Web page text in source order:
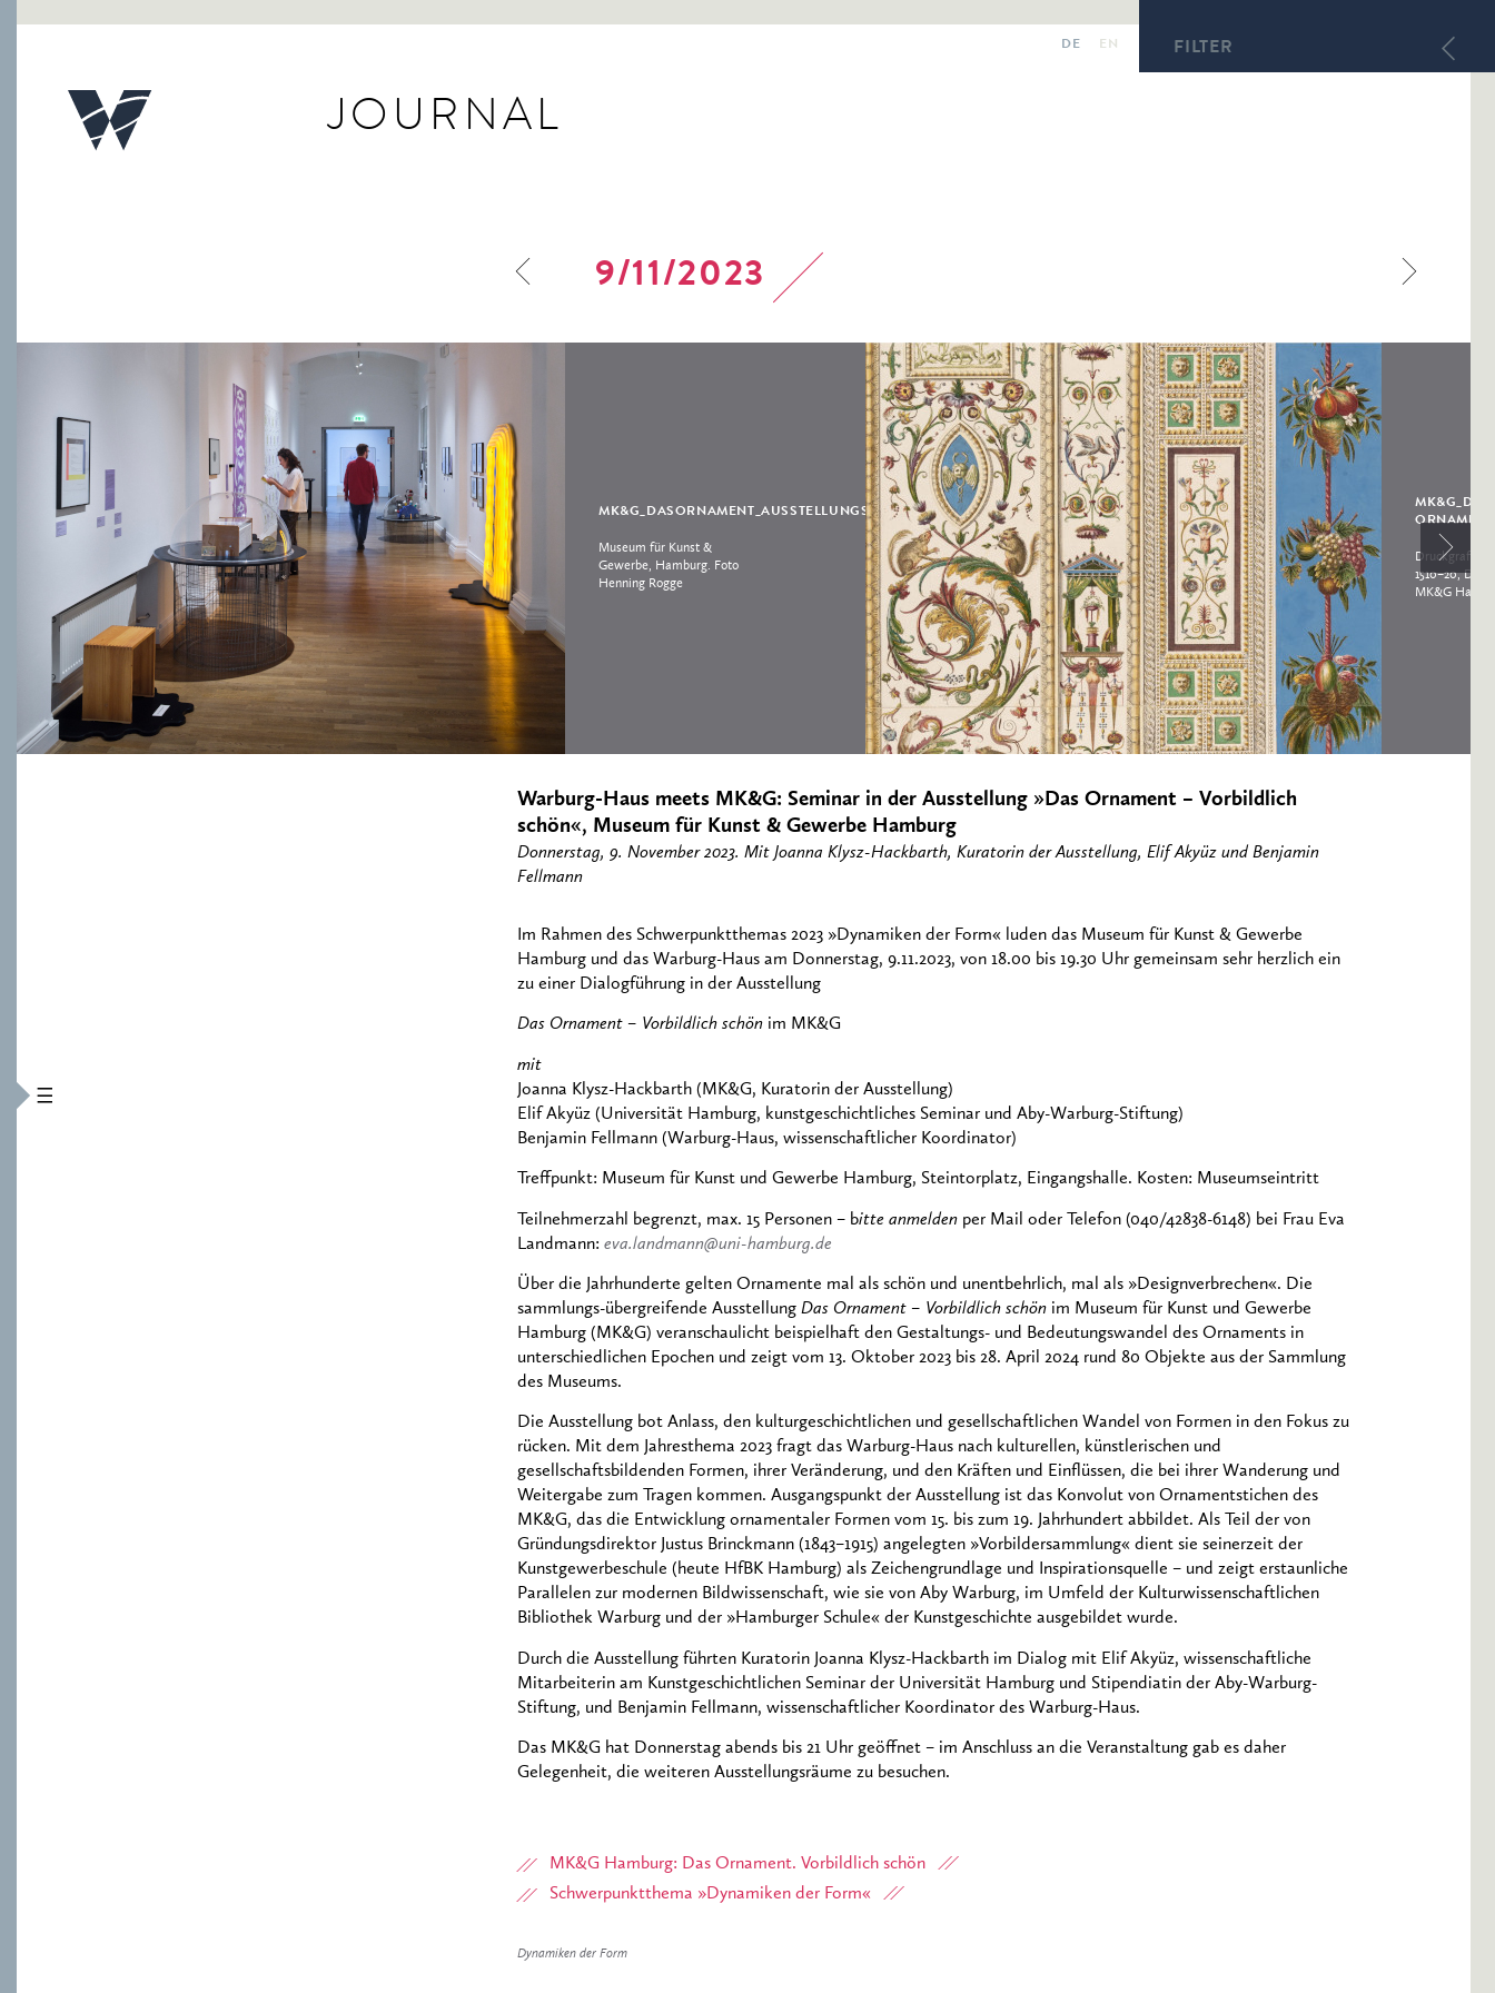
DE EN FILTER
JOURNAL
9/11/2023
MK&G_DASORNAMENT_AUSSTELLUNGSANSICHT_FOTOHENNINGROGGE_0674
Museum für Kunst &
Gewerbe, Hamburg. Foto
Henning Rogge
MK&G_DAS
Druckgrafik,
1510–20,
MK&G
Warburg-Haus meets MK&G: Seminar in der Ausstellung »Das Ornament – Vorbildlich
schön«, Museum für Kunst & Gewerbe Hamburg
Donnerstag, 9. November 2023. Mit Joanna Klysz-Hackbarth, Kuratorin der Ausstellung, Elif Akyüz und Benjamin
Fellmann
Im Rahmen des Schwerpunktthemas 2023 »Dynamiken der Form« luden das Museum für Kunst & Gewerbe
Hamburg und das Warburg-Haus am Donnerstag, 9.11.2023, von 18.00 bis 19.30 Uhr gemeinsam sehr herzlich ein
zu einer Dialogführung in der Ausstellung
Das Ornament – Vorbildlich schön im MK&G
mit
Joanna Klysz-Hackbarth (MK&G, Kuratorin der Ausstellung)
Elif Akyüz (Universität Hamburg, kunstgeschichtliches Seminar und Aby-Warburg-Stiftung)
Benjamin Fellmann (Warburg-Haus, wissenschaftlicher Koordinator)
Treffpunkt: Museum für Kunst und Gewerbe Hamburg, Steintorplatz, Eingangshalle. Kosten: Museumseintritt
Teilnehmerzahl begrenzt, max. 15 Personen – bitte anmelden per Mail oder Telefon (040/42838-6148) bei Frau Eva
Landmann: eva.landmann@uni-hamburg.de
Über die Jahrhunderte gelten Ornamente mal als schön und unentbehrlich, mal als »Designverbrechen«. Die
sammlungs-übergreifende Ausstellung Das Ornament – Vorbildlich schön im Museum für Kunst und Gewerbe
Hamburg (MK&G) veranschaulicht beispielhaft den Gestaltungs- und Bedeutungswandel des Ornaments in
unterschiedlichen Epochen und zeigt vom 13. Oktober 2023 bis 28. April 2024 rund 80 Objekte aus der Sammlung
des Museums.
Die Ausstellung bot Anlass, den kulturgeschichtlichen und gesellschaftlichen Wandel von Formen in den Fokus zu
rücken. Mit dem Jahresthema 2023 fragt das Warburg-Haus nach kulturellen, künstlerischen und
gesellschaftsbildenden Formen, ihrer Veränderung, und den Kräften und Einflüssen, die bei ihrer Wanderung und
Weitergabe zum Tragen kommen. Ausgangspunkt der Ausstellung ist das Konvolut von Ornamentstichen des
MK&G, das die Entwicklung ornamentaler Formen vom 15. bis zum 19. Jahrhundert abbildet. Als Teil der von
Gründungsdirektor Justus Brinckmann (1843–1915) angelegten »Vorbildersammlung« dient sie seinerzeit der
Kunstgewerbeschule (heute HfBK Hamburg) als Zeichengrundlage und Inspirationsquelle – und zeigt erstaunliche
Parallelen zur modernen Bildwissenschaft, wie sie von Aby Warburg, im Umfeld der Kulturwissenschaftlichen
Bibliothek Warburg und der »Hamburger Schule« der Kunstgeschichte ausgebildet wurde.
Durch die Ausstellung führten Kuratorin Joanna Klysz-Hackbarth im Dialog mit Elif Akyüz, wissenschaftliche
Mitarbeiterin am Kunstgeschichtlichen Seminar der Universität Hamburg und Stipendiatin der Aby-Warburg-
Stiftung, und Benjamin Fellmann, wissenschaftlicher Koordinator des Warburg-Haus.
Das MK&G hat Donnerstag abends bis 21 Uhr geöffnet – im Anschluss an die Veranstaltung gab es daher
Gelegenheit, die weiteren Ausstellungsräume zu besuchen.
MK&G Hamburg: Das Ornament. Vorbildlich schön
Schwerpunktthema »Dynamiken der Form«
Dynamiken der Form